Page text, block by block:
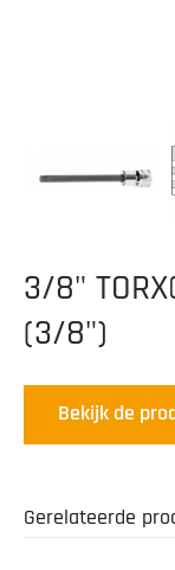
3/8"
(3/8")
Bekijk de
Gerelateerde